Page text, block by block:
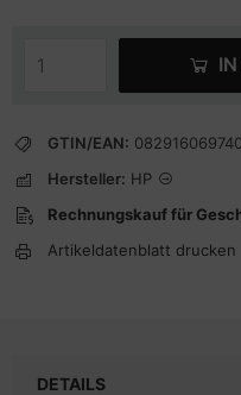
GTIN/EAN:
Hersteller: HP
Rechnungskauf für
Artikeldatenblatt drucken
DETAILS